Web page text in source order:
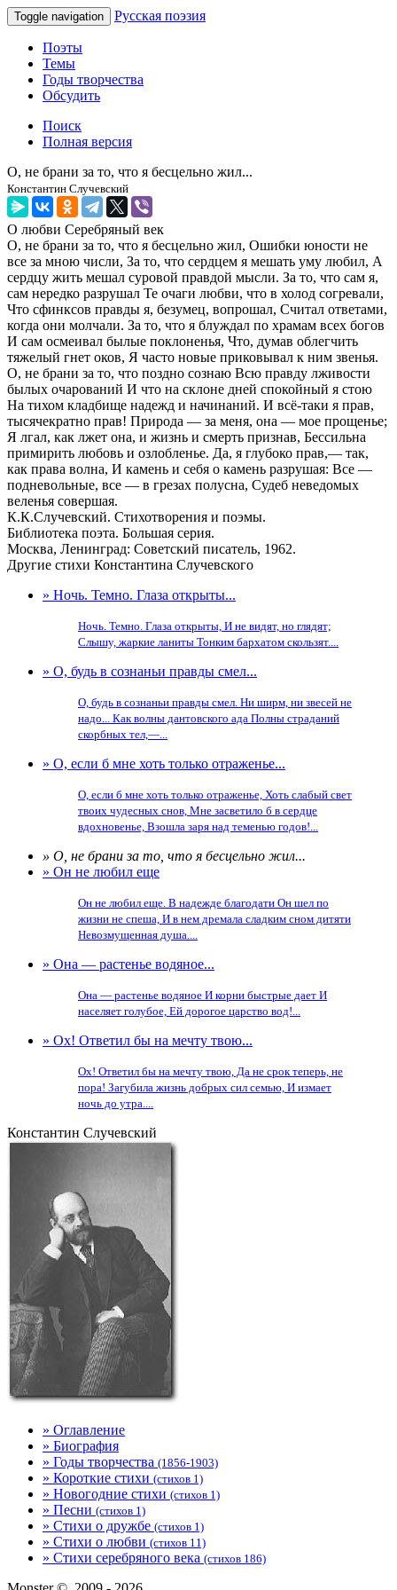
Toggle navigation Русская поэзия
Поэты
Темы
Годы творчества
Обсудить
Поиск
Полная версия
О, не брани за то, что я бесцельно жил...
Константин Случевский
О любви Серебряный век
О, не брани за то, что я бесцельно жил, Ошибки юности не
все за мною числи, За то, что сердцем я мешать уму любил, А
сердцу жить мешал суровой правдой мысли. За то, что сам я,
сам нередко разрушал Те очаги любви, что в холод согревали,
Что сфинксов правды я, безумец, вопрошал, Считал ответами,
когда они молчали. За то, что я блуждал по храмам всех богов
И сам осмеивал былые поклоненья, Что, думав облегчить
тяжелый гнет оков, Я часто новые приковывал к ним звенья.
О, не брани за то, что поздно сознаю Всю правду лживости
былых очарований И что на склоне дней спокойный я стою
На тихом кладбище надежд и начинаний. И всё-таки я прав,
тысячекратно прав! Природа — за меня, она — мое прощенье;
Я лгал, как лжет она, и жизнь и смерть признав, Бессильна
примирить любовь и озлобленье. Да, я глубоко прав,— так,
как права волна, И камень и себя о камень разрушая: Все —
подневольные, все — в грезах полусна, Судеб неведомых
веленья совершая.
К.К.Случевский. Стихотворения и поэмы.
Библиотека поэта. Большая серия.
Москва, Ленинград: Советский писатель, 1962.
Другие стихи Константина Случевского
» Ночь. Темно. Глаза открыты...
Ночь. Темно. Глаза открыты, И не видят, но глядят;
Слышу, жаркие ланиты Тонким бархатом скользят....
» О, будь в сознаньи правды смел...
О, будь в сознаньи правды смел. Ни ширм, ни звесей не
надо... Как волны дантовского ада Полны страданий
скорбных тел,—...
» О, если б мне хоть только отраженье...
О, если б мне хоть только отраженье, Хоть слабый свет
твоих чудесных снов, Мне засветило б в сердце
вдохновенье, Взошла заря над теменью годов!...
» О, не брани за то, что я бесцельно жил...
» Он не любил еще
Он не любил еще. В надежде благодати Он шел по
жизни не спеша, И в нем дремала сладким сном дитяти
Невозмущенная душа....
» Она — растенье водяное...
Она — растенье водяное И корни быстрые дает И
населяет голубое, Ей дорогое царство вод!...
» Ох! Ответил бы на мечту твою...
Ох! Ответил бы на мечту твою, Да не срок теперь, не
пора! Загубила жизнь добрых сил семью, И измает
ночь до утра....
Константин Случевский
» Оглавление
» Биография
» Годы творчества (1856-1903)
» Короткие стихи (стихов 1)
» Новогодние стихи (стихов 1)
» Песни (стихов 1)
» Стихи о дружбе (стихов 1)
» Стихи о любви (стихов 11)
» Стихи серебряного века (стихов 186)